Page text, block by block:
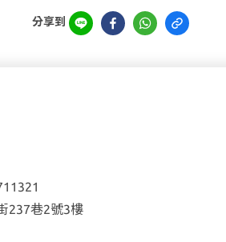
分享到
237巷2號3樓